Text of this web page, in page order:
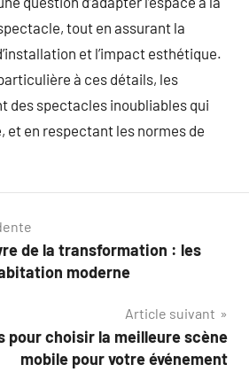
tout en assurant la
et l’impact esthétique.
à ces détails, les
des spectacles inoubliables qui
et en respectant les normes de
de la transformation : les
moderne
Article suivant
pour choisir la meilleure scène
mobile pour votre événement